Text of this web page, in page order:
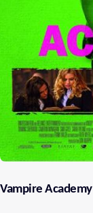
Vampire Academy